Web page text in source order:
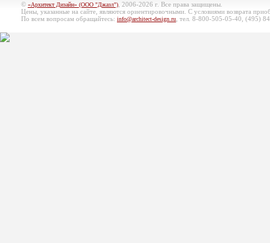
© «Архитект Дизайн» (ООО "Джазл") , 2006-2026 г. Все права защищены.
Цены, указанные на сайте, являются ориентировочными. С условиями возврата
По всем вопросам обращайтесь: info@architect-design.ru , тел. 8-800-505-05-40, (495)